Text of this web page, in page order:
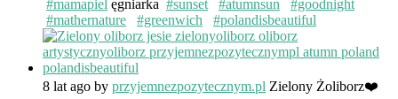
#mamapiel ęgniarka #sunset #atumnsun
#goodnight
#mathernature
#greenwich #polandisbeautiful
8 lat ago by przyjemnezpozytecznym.pl Zielony Żoliborz❤️